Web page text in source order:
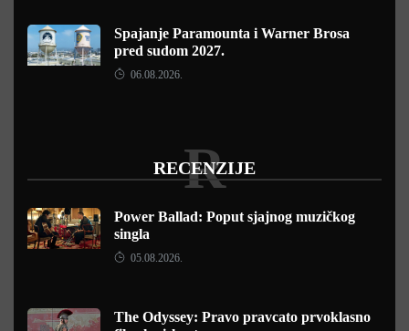
Spajanje Paramounta i Warner Brosa
pred sudom 2027.
06.08.2026.
RECENZIJE
R
Power Ballad: Poput sjajnog muzičkog
singla
05.08.2026.
The Odyssey: Pravo pravcato prvoklasno